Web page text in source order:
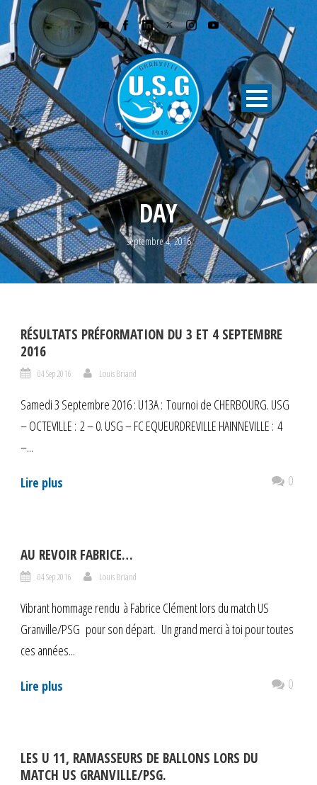
DAY
septembre 4, 2016
RÉSULTATS PRÉFORMATION DU 3 ET 4 SEPTEMBRE
2016
04 Sep 2016 Louis Briand
Samedi 3 Septembre 2016 : U13A : Tournoi de CHERBOURG. USG
– OCTEVILLE : 2 – 0. USG – FC EQUEURDREVILLE HAINNEVILLE : 4
–...
Lire plus 0
AU REVOIR FABRICE…
04 Sep 2016 Louis Briand
Vibrant hommage rendu à Fabrice Clément lors du match US
Granville/PSG pour son départ. Un grand merci à toi pour toutes
ces années...
Lire plus 0
LES U 11, RAMASSEURS DE BALLONS LORS DU
MATCH US GRANVILLE/PSG.